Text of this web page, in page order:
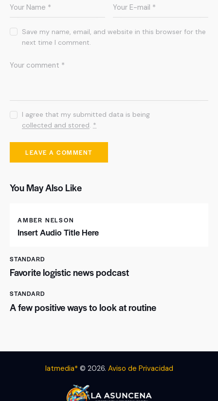
Save my name, email, and website in this browser for the
next time I comment.
I agree that my submitted data is being
collected and stored. *
You May Also Like
AMBER NELSON
Insert Audio Title Here
STANDARD
Favorite logistic news podcast
STANDARD
A few positive ways to look at routine
latmedia* © 2026. Aviso de Privacidad